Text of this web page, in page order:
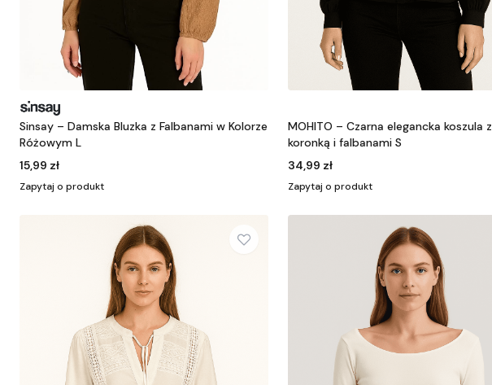
Sinsay – Damska Bluzka z Falbanami w Kolorze
Różowym L
15,99 zł
Zapytaj o produkt
MOHITO – Czarna elegancka koszula z
koronką i falbanami S
34,99 zł
Zapytaj o produkt